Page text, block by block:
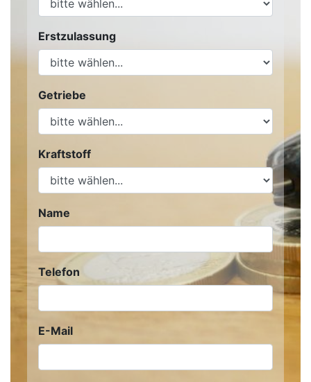
Erstzulassung
Getriebe
Kraftstoff
Name
Telefon
E-Mail